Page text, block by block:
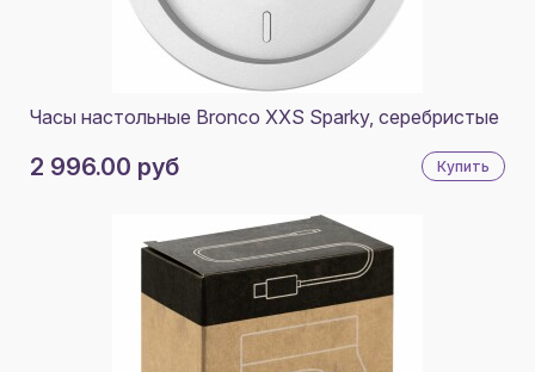
Часы настольные Bronco XXS Sparky, серебристые
2 996.00 руб Купить